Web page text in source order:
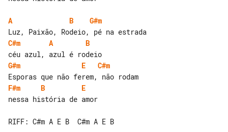
A B
G#m
C#m
A
B
G#m
E
C#m
F#m
B
E
nessa história de amor
RIFF: C#m A E B  C#m A E B